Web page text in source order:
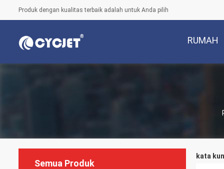
Produk dengan kualitas terbaik adalah untuk Anda pilih
RUMAH
Semua Produk
kata